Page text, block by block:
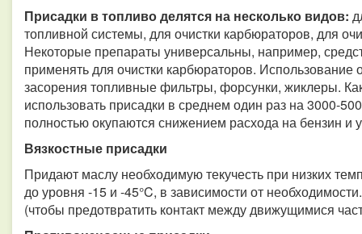
Присадки в топливо делятся на несколько видов:
топливной системы, для очистки карбюраторов, для
Некоторые препараты универсальны, например,
применять для очистки карбюраторов. Использование
засорения топливные фильтры, форсунки, жиклеры.
использовать присадки в среднем один раз на 3000-
полностью окупаются снижением расхода на бензин и
Вязкостные присадки
Придают маслу необходимую текучесть при низких
до уровня -15 и -45°C, в зависимости от
(чтобы предотвратить контакт между движущимися